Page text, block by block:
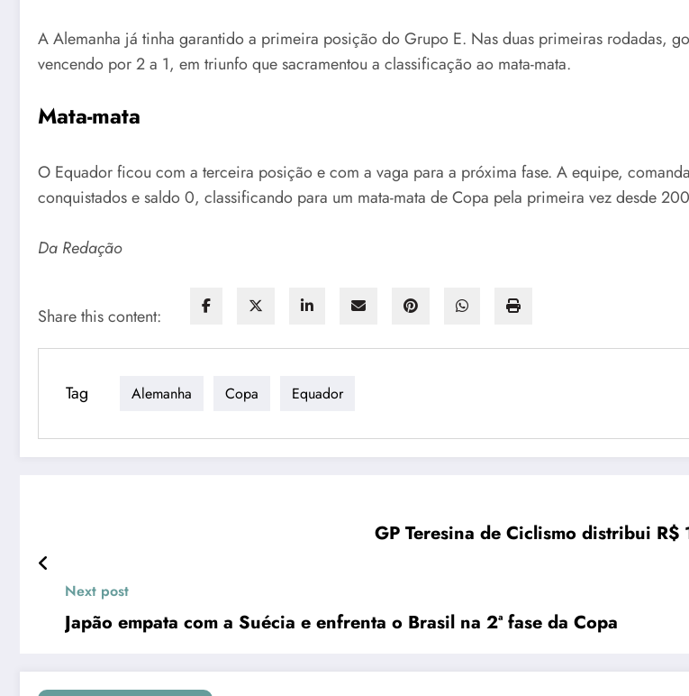
A Alemanha já tinha garantido a primeira posição do Grupo E. Nas duas primeiras rodadas,
vencendo por 2 a 1, em triunfo que sacramentou a classificação ao mata-mata.
Mata-mata
O Equador ficou com a terceira posição e com a vaga para a próxima fase. A equipe,
conquistados e saldo 0, classificando para um mata-mata de Copa pela primeira vez desde
Da Redação
Share this content:
Tag Alemanha Copa Equador
GP Teresina de Ciclismo distribui
Next post
Japão empata com a Suécia e enfrenta o Brasil na 2ª fase da Copa